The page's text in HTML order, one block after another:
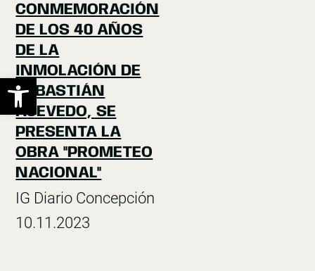
Abrir barra de herramientas
CONMEMORACIÓN
DE LOS 40 AÑOS
DE LA
INMOLACIÓN DE
SEBASTIÁN
ACEVEDO, SE
PRESENTA LA
OBRA "PROMETEO
NACIONAL"
IG Diario Concepción
10.11.2023